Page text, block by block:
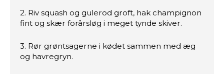
2. Riv squash og gulerod groft, hak champignon
fint og skær forårsløg i meget tynde skiver.
3. Rør grøntsagerne i kødet sammen med æg
og havregryn.